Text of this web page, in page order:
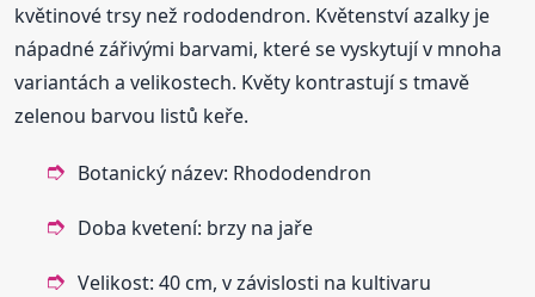
květinové trsy než rododendron. Květenství azalky je
nápadné zářivými barvami, které se vyskytují v mnoha
variantách a velikostech. Květy kontrastují s tmavě
zelenou barvou listů keře.
Botanický název: Rhododendron
Doba kvetení: brzy na jaře
Velikost: 40 cm, v závislosti na kultivaru